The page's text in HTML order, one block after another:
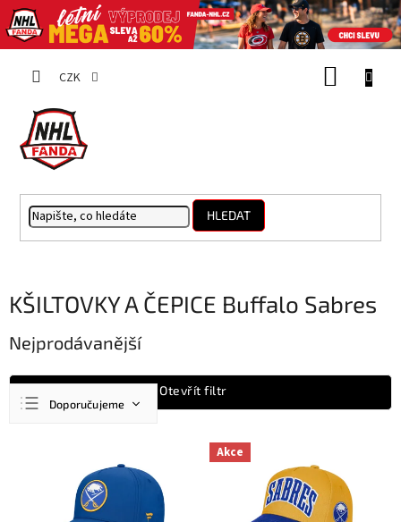
CZK
HLEDAT
KŠILTOVKY A ČEPICE Buffalo Sabres
Nejprodávanější
Doporučujeme
Nejdražší
Nejprodávanější
Otevřít filtr
Akce